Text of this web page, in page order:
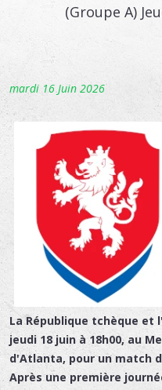
(Groupe A)
mardi 16 Juin 2026
La République tchèque et
jeudi 18 juin à 18h00, au
d'Atlanta, pour un match
Après une première